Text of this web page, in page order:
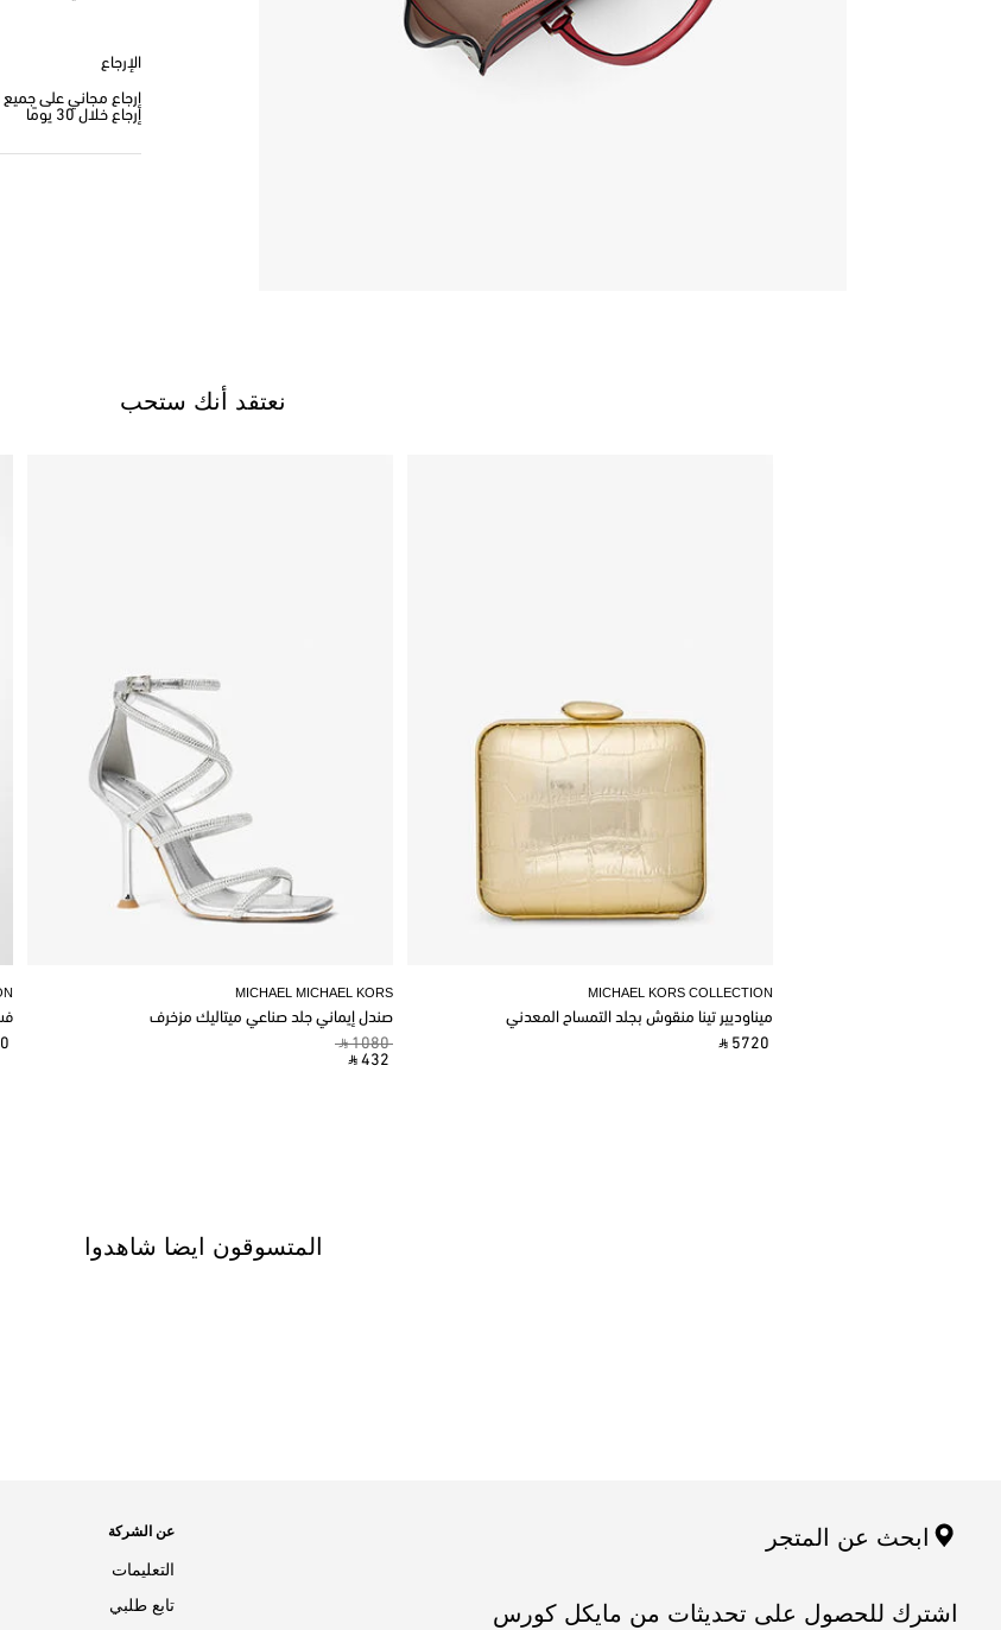
الإرجاع
إرجاع مجاني على جميع
إرجاع خلال 30 يومًا
نعتقد أنك ستحب
MICHAEL MICHAEL KORS
صندل إيماني جلد صناعي ميتاليك مزخرف
‎ ⃁ 1080 ‎
‎ ⃁ 432 ‎
MICHAEL KORS COLLECTION
ميناوديير تينا منقوش بجلد التمساح المعدني
‎ ⃁ 5720 ‎
المتسوقون ايضا شاهدوا
ابحث عن المتجر
اشترك للحصول على تحديثات من مايكل كورس
عن الشركة
التعليمات
تابع طلبي